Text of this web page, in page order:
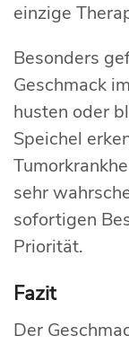
einzige
Besonders
Geschmack
husten oder
Speichel
sehr
sofortigen
Priorität.
Fazit
Der